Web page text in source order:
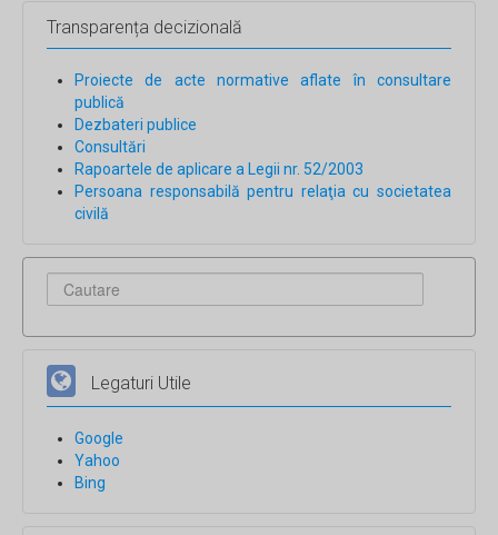
Transparența decizională
Proiecte de acte normative aflate în consultare
publică
Dezbateri publice
Consultări
Rapoartele de aplicare a Legii nr. 52/2003
Persoana responsabilă pentru relaţia cu societatea
civilă
Legaturi Utile
Google
Yahoo
Bing